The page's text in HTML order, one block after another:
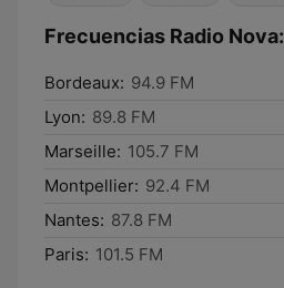
Frecuencias Radio Nova:
Bordeaux: 94.9 FM
Lyon: 89.8 FM
Marseille: 105.7 FM
Montpellier: 92.4 FM
Nantes: 87.8 FM
Paris: 101.5 FM